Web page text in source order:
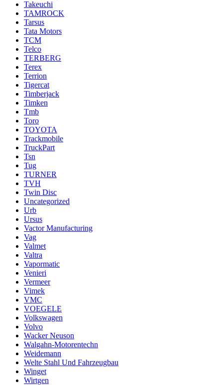
Takeuchi
TAMROCK
Tarsus
Tata Motors
TCM
Telco
TERBERG
Terex
Terrion
Tigercat
Timberjack
Timken
Tmb
Toro
TOYOTA
Trackmobile
TruckPart
Tsn
Tug
TURNER
TVH
Twin Disc
Uncategorized
Urb
Ursus
Vactor Manufacturing
Vag
Valmet
Valtra
Vapormatic
Venieri
Vermeer
Vimek
VMC
VOEGELE
Volkswagen
Volvo
Wacker Neuson
Walgahn-Motorentechn
Weidemann
Welte Stahl Und Fahrzeugbau
Winget
Wirtgen